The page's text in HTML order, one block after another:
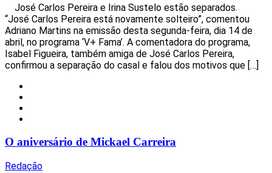
José Carlos Pereira e Irina Sustelo estão separados.
“José Carlos Pereira está novamente solteiro”, comentou
Adriano Martins na emissão desta segunda-feira, dia 14 de
abril, no programa ‘V+ Fama’. A comentadora do programa,
Isabel Figueira, também amiga de José Carlos Pereira,
confirmou a separação do casal e falou dos motivos que […]
O aniversário de Mickael Carreira
Redação